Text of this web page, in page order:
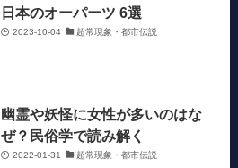
日本のオーパーツ 6選
2023-10-04 超常現象・都市伝説
幽霊や妖怪に女性が多いのはな
ぜ？民俗学で読み解く
2022-01-31 超常現象・都市伝説